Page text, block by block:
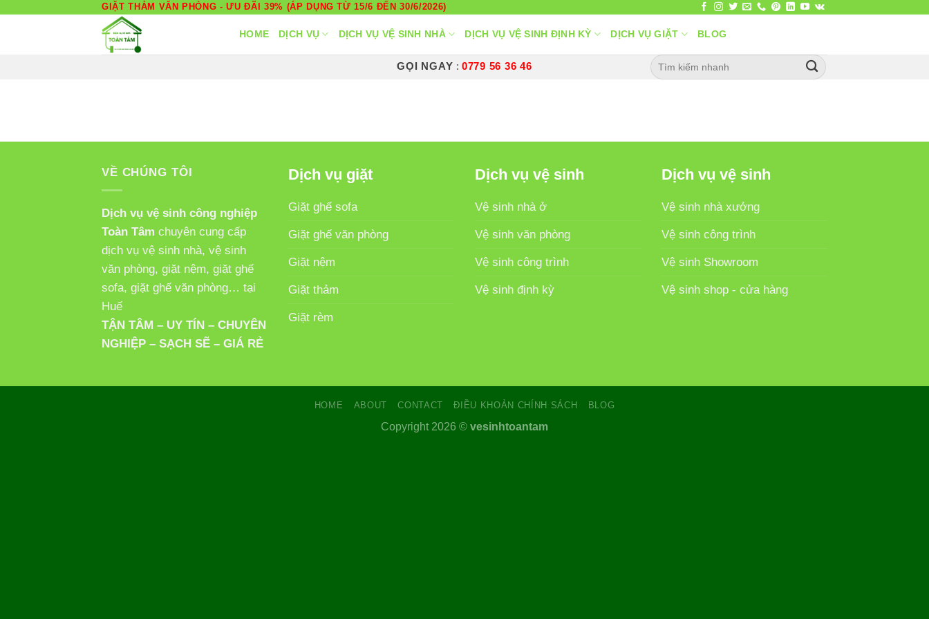
GIẶT THẢM VĂN PHÒNG - ƯU ĐÃI 39% (ÁP DỤNG TỪ 15/6 ĐẾN 30/6/2026)
HOME DỊCH VỤ DỊCH VỤ VỆ SINH NHÀ DỊCH VỤ VỆ SINH ĐỊNH KỲ DỊCH VỤ GIẶT BLOG
GỌI NGAY :0779 56 36 46
VỀ CHÚNG TÔI
Dịch vụ vệ sinh công nghiệp
Toàn Tâm chuyên cung cấp
dịch vụ vệ sinh nhà, vệ sinh
văn phòng, giặt nệm, giặt ghế
sofa, giặt ghế văn phòng… tại
Huế
TẬN TÂM – UY TÍN – CHUYÊN
NGHIỆP – SẠCH SẼ – GIÁ RẺ
Dịch vụ giặt
Giặt ghế sofa
Giặt ghế văn phòng
Giặt nệm
Giặt thảm
Giặt rèm
Dịch vụ vệ sinh
Vệ sinh nhà ở
Vệ sinh văn phòng
Vệ sinh công trình
Vệ sinh định kỳ
Dịch vụ vệ sinh
Vệ sinh nhà xưởng
Vệ sinh công trình
Vệ sinh Showroom
Vệ sinh shop - cửa hàng
HOME ABOUT CONTACT ĐIỀU KHOẢN CHÍNH SÁCH BLOG
Copyright 2026 © vesinhtoantam